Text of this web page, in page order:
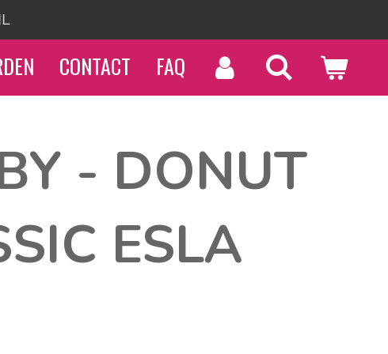
CONTACT FAQ
- DONUT
ESLA